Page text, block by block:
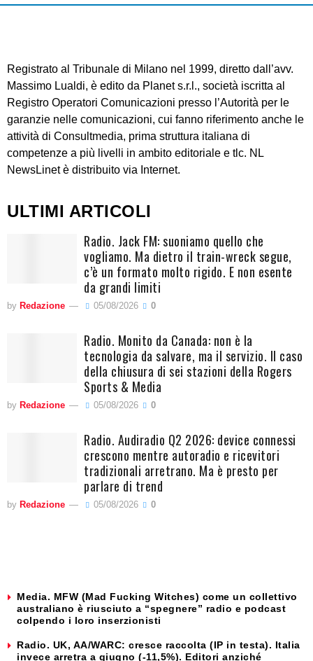
Registrato al Tribunale di Milano nel 1999, diretto dall’avv.
Massimo Lualdi, è edito da Planet s.r.l., società iscritta al
Registro Operatori Comunicazioni presso l’Autorità per le
garanzie nelle comunicazioni, cui fanno riferimento anche le
attività di Consultmedia, prima struttura italiana di
competenze a più livelli in ambito editoriale e tlc. NL
NewsLinet è distribuito via Internet.
ULTIMI ARTICOLI
Radio. Jack FM: suoniamo quello che
vogliamo. Ma dietro il train-wreck segue,
c’è un formato molto rigido. E non esente
da grandi limiti
by Redazione 05/08/2026 0
Radio. Monito da Canada: non è la
tecnologia da salvare, ma il servizio. Il caso
della chiusura di sei stazioni della Rogers
Sports & Media
by Redazione 05/08/2026 0
Radio. Audiradio Q2 2026: device connessi
crescono mentre autoradio e ricevitori
tradizionali arretrano. Ma è presto per
parlare di trend
by Redazione 05/08/2026 0
Media. MFW (Mad Fucking Witches) come un collettivo
australiano è riusciuto a “spegnere” radio e podcast
colpendo i loro inserzionisti
Radio. UK, AA/WARC: cresce raccolta (IP in testa). Italia
invece arretra a giugno (-11,5%). Editori anziché